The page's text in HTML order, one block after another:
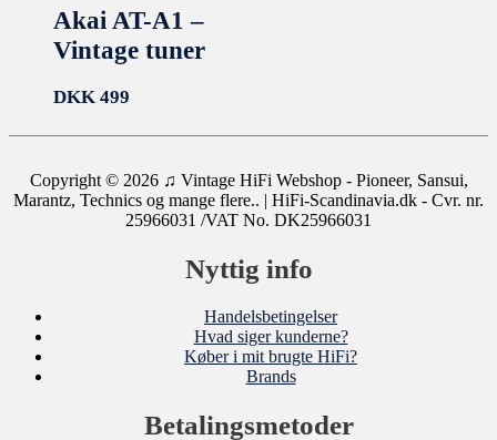
Akai AT-A1 –
Vintage tuner
DKK 499
Copyright © 2026 ♫ Vintage HiFi Webshop - Pioneer, Sansui,
Marantz, Technics og mange flere.. | HiFi-Scandinavia.dk - Cvr. nr.
25966031 /VAT No. DK25966031
Nyttig info
Handelsbetingelser
Hvad siger kunderne?
Køber i mit brugte HiFi?
Brands
Betalingsmetoder